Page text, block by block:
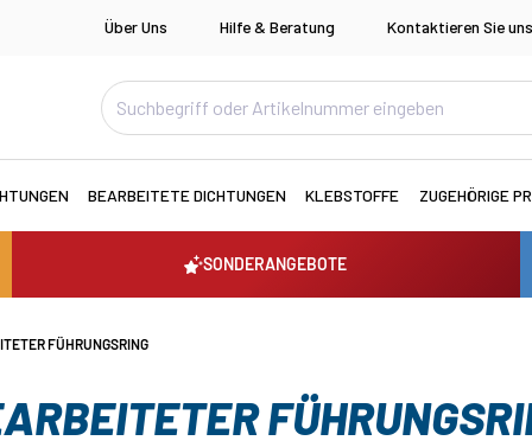
Über Uns Hilfe & Beratung Kontaktieren Sie
BEARBEITETE DICHTUNGEN KLEBSTOFFE ZUGEHÖRIGE
SONDERANGEBOTE
FÜHRUNGSRING